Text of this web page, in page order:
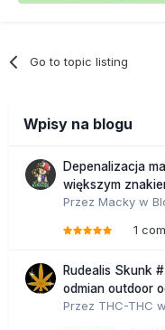
Go to topic listing
Wpisy na blogu
Depenalizacja
większym
Przez Macky w
1
Rudealis Skunk
odmian outdoor
Przez THC-THC w